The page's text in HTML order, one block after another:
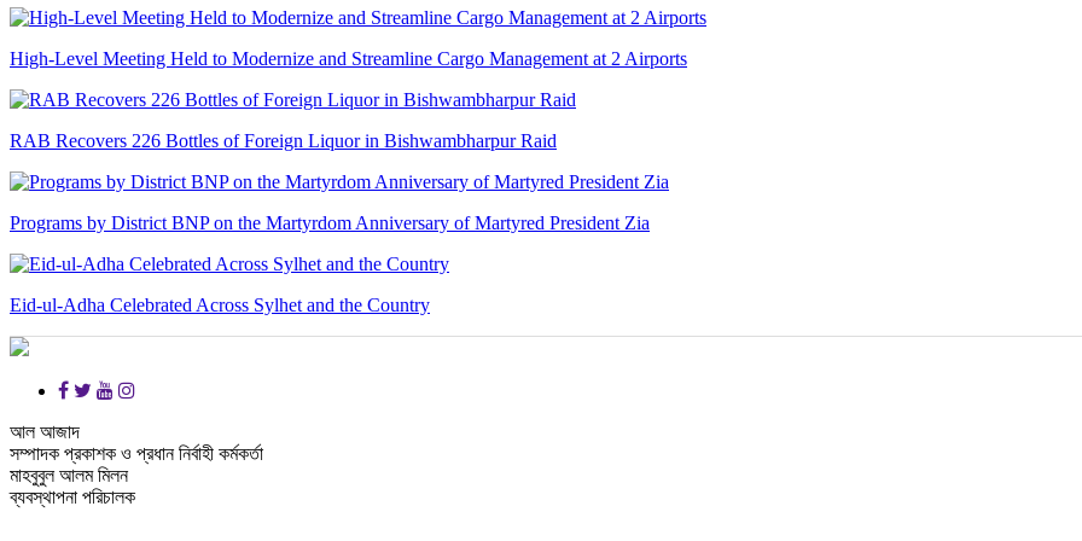
High-Level Meeting Held to Modernize and Streamline Cargo Management at 2 Airports
RAB Recovers 226 Bottles of Foreign Liquor in Bishwambharpur Raid
Programs by District BNP on the Martyrdom Anniversary of Martyred President Zia
Eid-ul-Adha Celebrated Across Sylhet and the Country
আল আজাদ
সম্পাদক প্রকাশক ও প্রধান নির্বাহী কর্মকর্তা
মাহবুবুল আলম মিলন
ব্যবস্থাপনা পরিচালক